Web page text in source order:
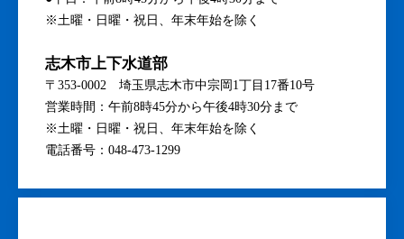
※土曜・日曜・祝日、年末年始を除く
志木市上下水道部
〒353-0002 埼玉県志木市中宗岡1丁目17番10号
営業時間：午前8時45分から午後4時30分まで
※土曜・日曜・祝日、年末年始を除く
電話番号：048-473-1299